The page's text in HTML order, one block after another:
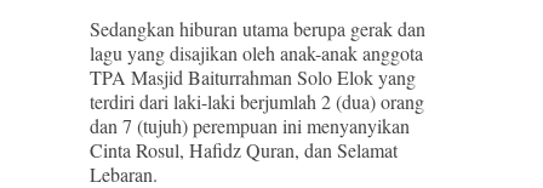
Sedangkan hiburan utama berupa gerak dan
lagu yang disajikan oleh anak-anak anggota
TPA Masjid Baiturrahman Solo Elok yang
terdiri dari laki-laki berjumlah 2 (dua) orang
dan 7 (tujuh) perempuan ini menyanyikan
Cinta Rosul, Hafidz Quran, dan Selamat
Lebaran.